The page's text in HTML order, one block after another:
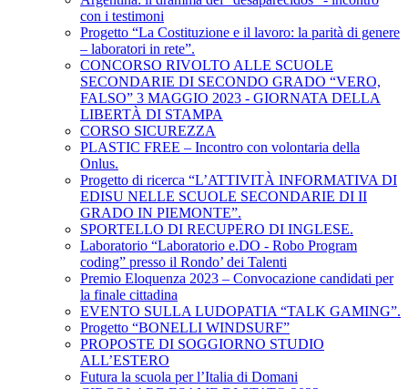
con i testimoni
Progetto “La Costituzione e il lavoro: la parità di genere
– laboratori in rete”.
CONCORSO RIVOLTO ALLE SCUOLE
SECONDARIE DI SECONDO GRADO “VERO,
FALSO” 3 MAGGIO 2023 - GIORNATA DELLA
LIBERTÀ DI STAMPA
CORSO SICUREZZA
PLASTIC FREE – Incontro con volontaria della
Onlus.
Progetto di ricerca “L’ATTIVITÀ INFORMATIVA DI
EDISU NELLE SCUOLE SECONDARIE DI II
GRADO IN PIEMONTE”.
SPORTELLO DI RECUPERO DI INGLESE.
Laboratorio “Laboratorio e.DO - Robo Program
coding” presso il Rondo’ dei Talenti
Premio Eloquenza 2023 – Convocazione candidati per
la finale cittadina
EVENTO SULLA LUDOPATIA “TALK GAMING”.
Progetto “BONELLI WINDSURF”
PROPOSTE DI SOGGIORNO STUDIO
ALL’ESTERO
Futura la scuola per l’Italia di Domani